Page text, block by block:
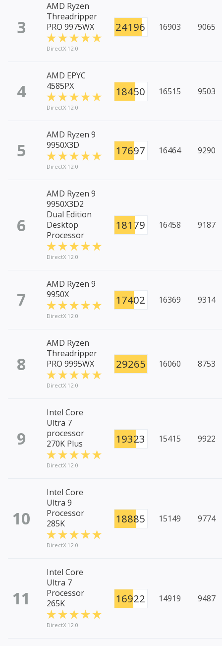
3
AMD Ryzen
Threadripper
PRO 9975WX
DirectX 12.0
24196 16903 9065
4
AMD EPYC
4585PX
DirectX 12.0
18450 16515 9503
5
AMD Ryzen 9
9950X3D
DirectX 12.0
17697 16464 9290
6
AMD Ryzen 9
9950X3D2
Dual Edition
Desktop
Processor
DirectX 12.0
18179 16458 9187
7
AMD Ryzen 9
9950X
DirectX 12.0
17402 16369 9314
8
AMD Ryzen
Threadripper
PRO 9995WX
DirectX 12.0
29265 16060 8753
9
Intel Core
Ultra 7
processor
270K Plus
DirectX 12.0
19323 15415 9922
10
Intel Core
Ultra 9
Processor
285K
DirectX 12.0
18885 15149 9774
11
Intel Core
Ultra 7
Processor
265K
DirectX 12.0
16922 14919 9487